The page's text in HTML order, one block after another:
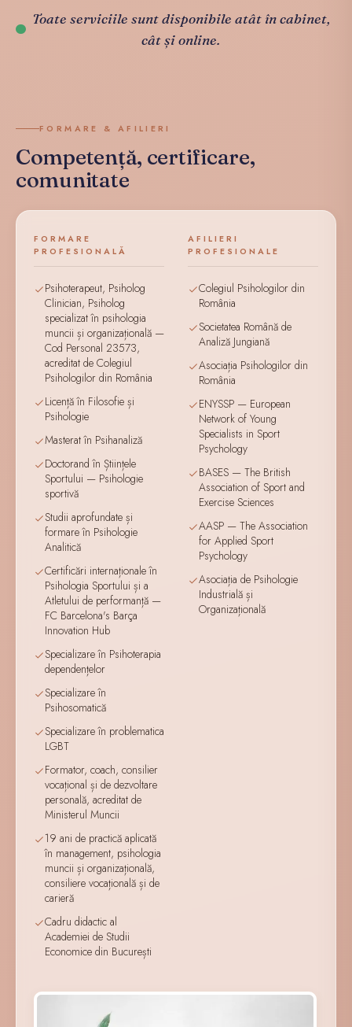
Toate serviciile sunt disponibile atât în cabinet,
cât și online.
FORMARE & AFILIERI
Competență, certificare,
comunitate
FORMARE
PROFESIONALĂ
Psihoterapeut, Psiholog
Clinician, Psiholog
specializat în psihologia
muncii și organizațională —
Cod Personal 23573,
acreditat de Colegiul
Psihologilor din România
Licență în Filosofie și
Psihologie
Masterat în Psihanaliză
Doctorand în Științele
Sportului — Psihologie
sportivă
Studii aprofundate și
formare în Psihologie
Analitică
Certificări internaționale în
Psihologia Sportului și a
Atletului de performanță —
FC Barcelona's Barça
Innovation Hub
Specializare în Psihoterapia
dependențelor
Specializare în
Psihosomatică
Specializare în problematica
LGBT
Formator, coach, consilier
vocațional și de dezvoltare
personală, acreditat de
Ministerul Muncii
19 ani de practică aplicată
în management, psihologia
muncii și organizațională,
consiliere vocațională și de
carieră
Cadru didactic al
Academiei de Studii
Economice din București
AFILIERI
PROFESIONALE
Colegiul Psihologilor din
România
Societatea Română de
Analiză Jungiană
Asociația Psihologilor din
România
ENYSSP — European
Network of Young
Specialists in Sport
Psychology
BASES — The British
Association of Sport and
Exercise Sciences
AASP — The Association
for Applied Sport
Psychology
Asociația de Psihologie
Industrială și
Organizațională